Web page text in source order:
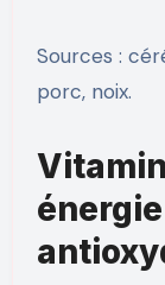
Sources :
porc, noix.